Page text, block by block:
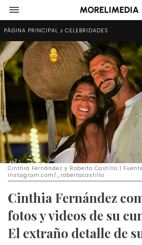
PÁGINA PRINCIPAL CELEBRIDADES
Cinthia Fernández y Roberto Castillo |
instagram.com/_robertocastillo
Cinthia Fernández
fotos y videos de su
El extraño detalle de